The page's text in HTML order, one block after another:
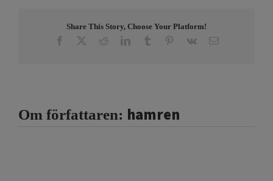
Share This Story, Choose Your Platform!
Facebook RedditLinkedInTumblr Pinterest
Vk E-
Om författaren: hamren